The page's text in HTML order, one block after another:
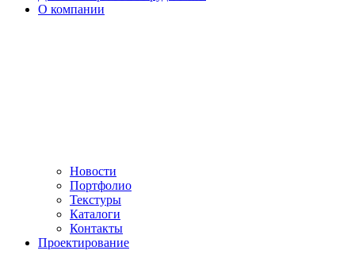
О компании
Новости
Портфолио
Текстуры
Каталоги
Контакты
Проектирование